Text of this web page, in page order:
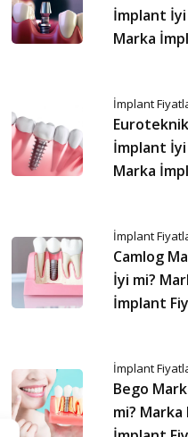
İmplant
Marka
İmplant
İmplant
Marka
İmplant
Camlog
İyi mi?
İmplant
İmplant
Bego
mi? Marka